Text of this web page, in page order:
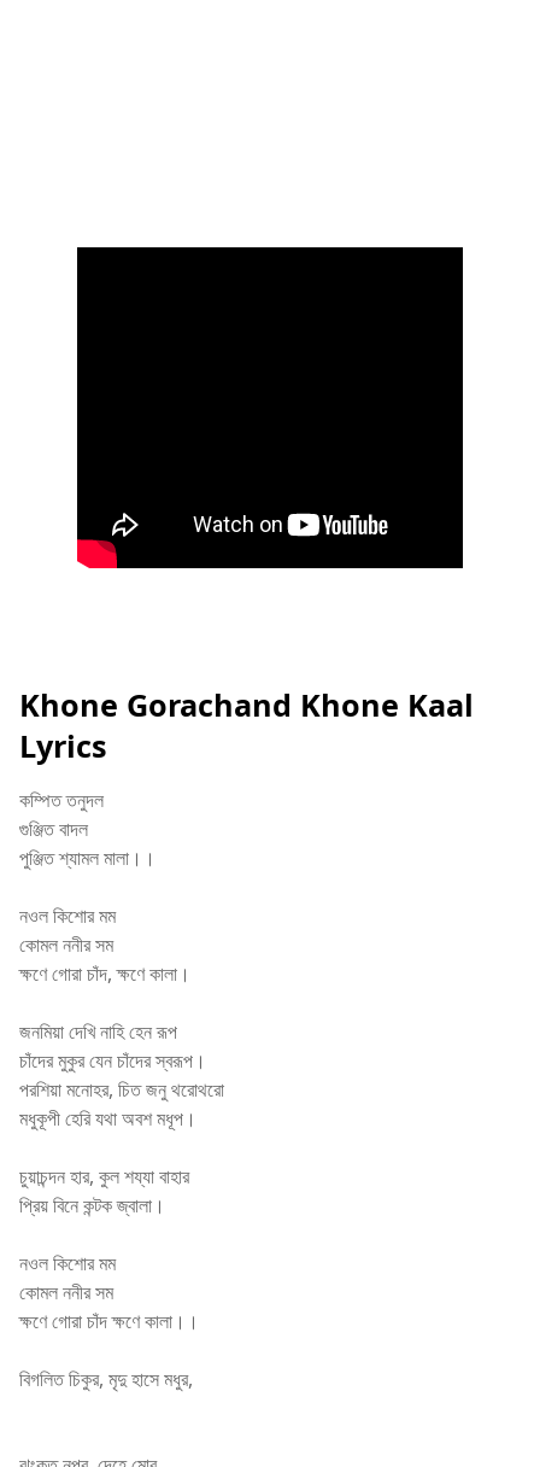
Khone Gorachand Khone Kaal
Lyrics
কম্পিত তনুদল
গুঞ্জিত বাদল
পুঞ্জিত শ্যামল মালা।।
নওল কিশোর মম
কোমল ননীর সম
ক্ষণে গোরা চাঁদ, ক্ষণে কালা।
জনমিয়া দেখি নাহি হেন রূপ
চাঁদের মুকুর যেন চাঁদের স্বরূপ।
পরশিয়া মনোহর, চিত জনু থরোথরো
মধুকূপী হেরি যথা অবশ মধূপ।
চুয়াচন্দন হার, কুল শয্যা বাহার
প্রিয় বিনে কন্টক জ্বালা।
নওল কিশোর মম
কোমল ননীর সম
ক্ষণে গোরা চাঁদ ক্ষণে কালা।।
বিগলিত চিকুর, মৃদু হাসে মধুর,